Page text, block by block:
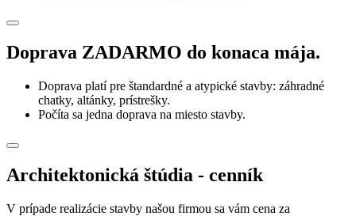
Doprava ZADARMO do konaca mája.
Doprava platí pre štandardné a atypické stavby: záhradné
chatky, altánky, prístrešky.
Počíta sa jedna doprava na miesto stavby.
Architektonická štúdia - cenník
V prípade realizácie stavby našou firmou sa vám cena za